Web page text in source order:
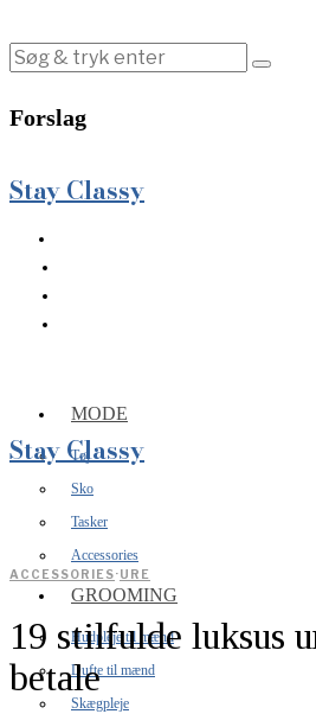
Forslag
Stay Classy
MODE
Tøj
Sko
Tasker
Accessories
GROOMING
Hudpleje til mænd
Dufte til mænd
Skægpleje
Stay Classy
ACCESSORIES·URE
19 stilfulde luksus
betale